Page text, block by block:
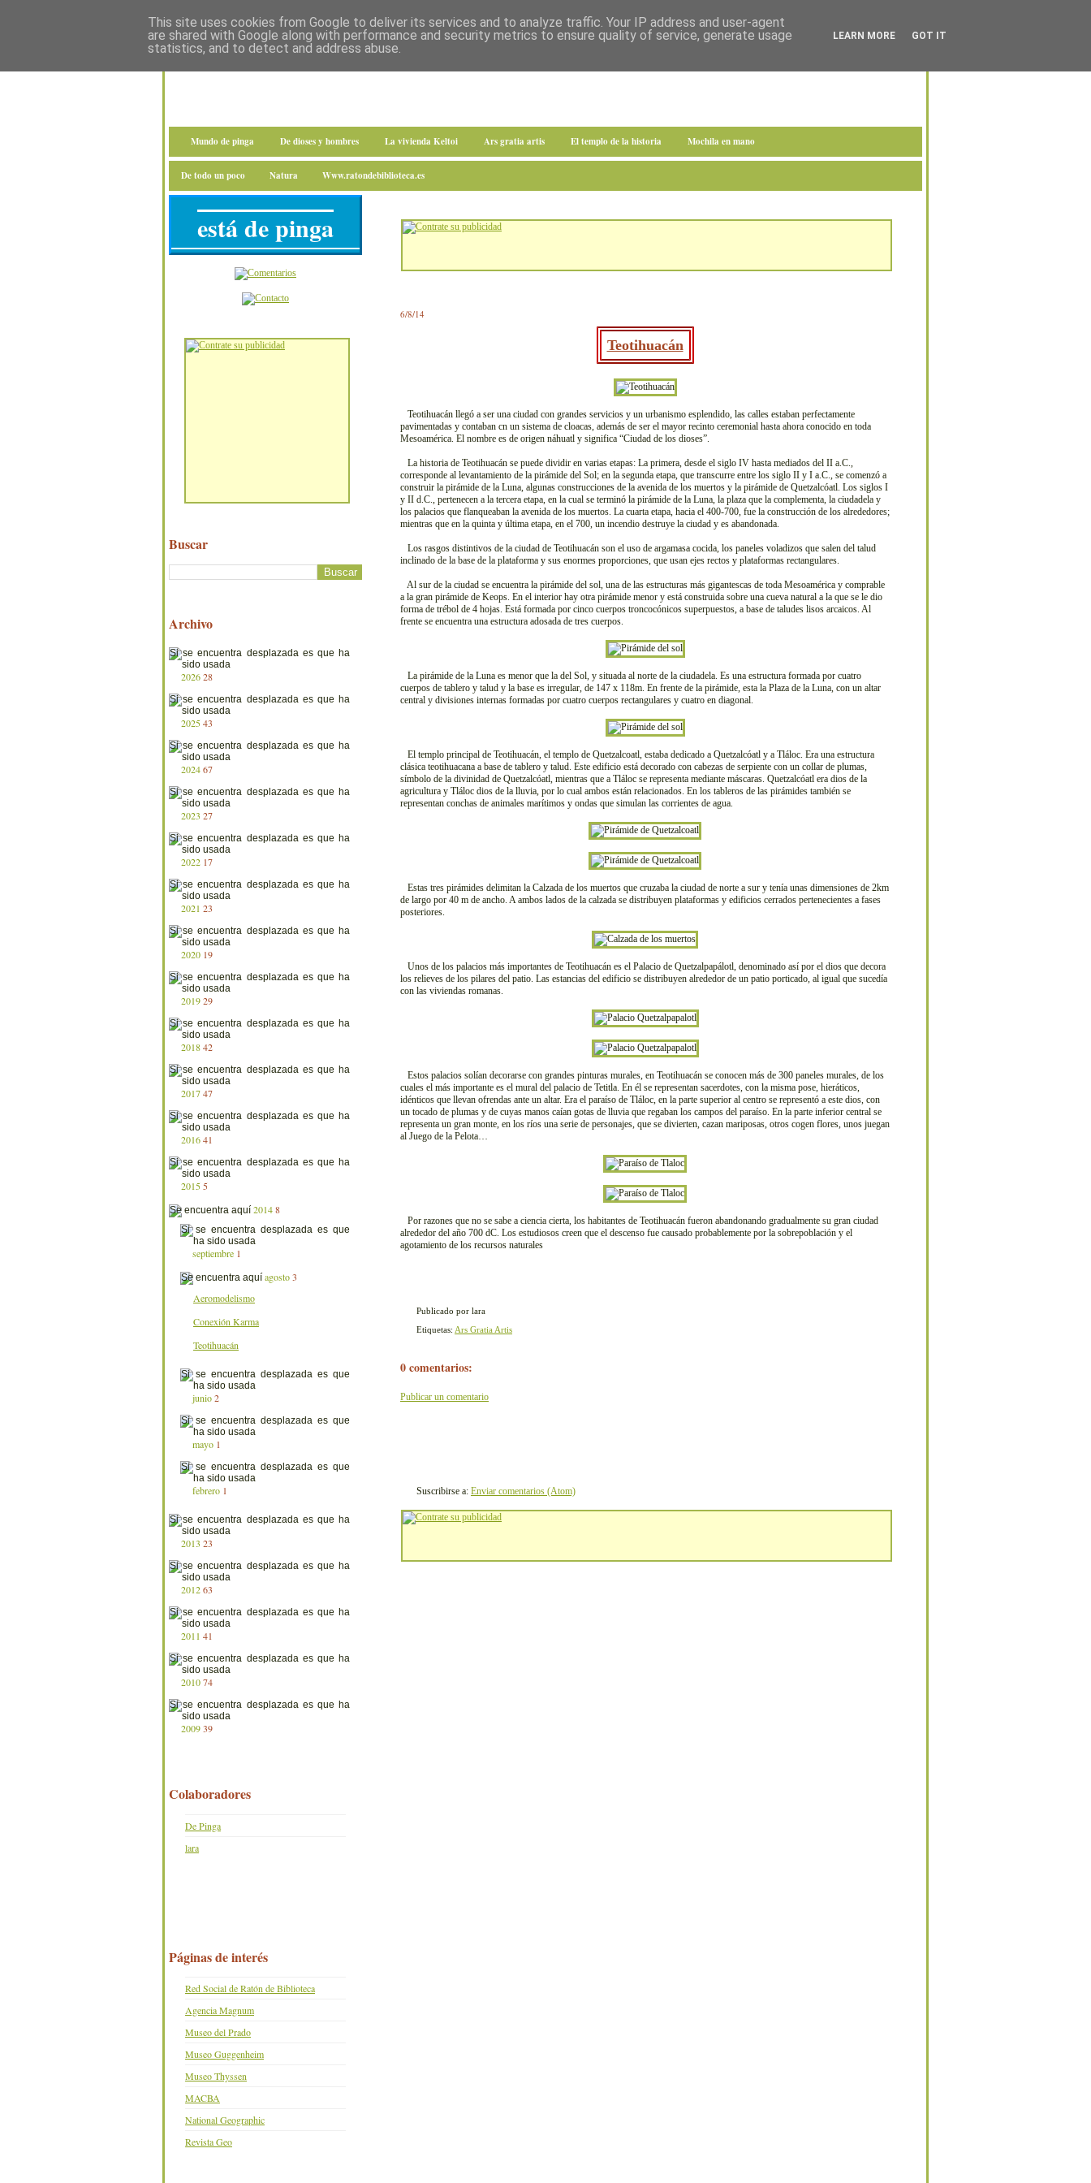
Mundo de pinga De dioses y hombres La vivienda Keltoi Ars gratia artis El templo de la historia Mochila en mano
De todo un poco Natura Www.ratondebiblioteca.es
6/8/14
Teotihuacán
Teotihuacán llegó a ser una ciudad con grandes servicios y un urbanismo esplendido, las calles estaban perfectamente
pavimentadas y contaban cn un sistema de cloacas, además de ser el mayor recinto ceremonial hasta ahora conocido en toda
Mesoamérica. El nombre es de origen náhuatl y significa “Ciudad de los dioses”.
La historia de Teotihuacán se puede dividir en varias etapas: La primera, desde el siglo IV hasta mediados del II a.C.,
corresponde al levantamiento de la pirámide del Sol; en la segunda etapa, que transcurre entre los siglo II y I a.C., se comenzó a
construir la pirámide de la Luna, algunas construcciones de la avenida de los muertos y la pirámide de Quetzalcóatl. Los siglos I
y II d.C., pertenecen a la tercera etapa, en la cual se terminó la pirámide de la Luna, la plaza que la complementa, la ciudadela y
los palacios que flanqueaban la avenida de los muertos. La cuarta etapa, hacia el 400-700, fue la construcción de los alrededores;
mientras que en la quinta y última etapa, en el 700, un incendio destruye la ciudad y es abandonada.
Los rasgos distintivos de la ciudad de Teotihuacán son el uso de argamasa cocida, los paneles voladizos que salen del talud
inclinado de la base de la plataforma y sus enormes proporciones, que usan ejes rectos y plataformas rectangulares.
Al sur de la ciudad se encuentra la pirámide del sol, una de las estructuras más gigantescas de toda Mesoamérica y comprable
a la gran pirámide de Keops. En el interior hay otra pirámide menor y está construida sobre una cueva natural a la que se le dio
forma de trébol de 4 hojas. Está formada por cinco cuerpos troncocónicos superpuestos, a base de taludes lisos arcaicos. Al
frente se encuentra una estructura adosada de tres cuerpos.
La pirámide de la Luna es menor que la del Sol, y situada al norte de la ciudadela. Es una estructura formada por cuatro
cuerpos de tablero y talud y la base es irregular, de 147 x 118m. En frente de la pirámide, esta la Plaza de la Luna, con un altar
central y divisiones internas formadas por cuatro cuerpos rectangulares y cuatro en diagonal.
El templo principal de Teotihuacán, el templo de Quetzalcoatl, estaba dedicado a Quetzalcóatl y a Tláloc. Era una estructura
clásica teotihuacana a base de tablero y talud. Este edificio está decorado con cabezas de serpiente con un collar de plumas,
símbolo de la divinidad de Quetzalcóatl, mientras que a Tláloc se representa mediante máscaras. Quetzalcóatl era dios de la
agricultura y Tláloc dios de la lluvia, por lo cual ambos están relacionados. En los tableros de las pirámides también se
representan conchas de animales marítimos y ondas que simulan las corrientes de agua.
Estas tres pirámides delimitan la Calzada de los muertos que cruzaba la ciudad de norte a sur y tenía unas dimensiones de 2km
de largo por 40 m de ancho. A ambos lados de la calzada se distribuyen plataformas y edificios cerrados pertenecientes a fases
posteriores.
Unos de los palacios más importantes de Teotihuacán es el Palacio de Quetzalpapálotl, denominado así por el dios que decora
los relieves de los pilares del patio. Las estancias del edificio se distribuyen alrededor de un patio porticado, al igual que sucedía
con las viviendas romanas.
Estos palacios solían decorarse con grandes pinturas murales, en Teotihuacán se conocen más de 300 paneles murales, de los
cuales el más importante es el mural del palacio de Tetitla. En él se representan sacerdotes, con la misma pose, hieráticos,
idénticos que llevan ofrendas ante un altar. Era el paraíso de Tláloc, en la parte superior al centro se representó a este dios, con
un tocado de plumas y de cuyas manos caían gotas de lluvia que regaban los campos del paraíso. En la parte inferior central se
representa un gran monte, en los ríos una serie de personajes, que se divierten, cazan mariposas, otros cogen flores, unos juegan
al Juego de la Pelota…
Por razones que no se sabe a ciencia cierta, los habitantes de Teotihuacán fueron abandonando gradualmente su gran ciudad
alrededor del año 700 dC. Los estudiosos creen que el descenso fue causado probablemente por la sobrepoblación y el
agotamiento de los recursos naturales
Publicado por lara
Etiquetas: Ars Gratia Artis
0 comentarios:
Publicar un comentario
Suscribirse a: Enviar comentarios (Atom)
está de pinga
Buscar
Archivo
202628
202543
202467
2023 27
2022 17
2021 23
2020 19
201929
201842
201747
201641
2015 5
20148
septiembre 1
agosto 3
Aeromodelismo
Conexión Karma
Teotihuacán
junio 2
mayo 1
febrero 1
2013 23
201263
2011 41
201074
200939
Colaboradores
De Pinga
lara
Páginas de interés
Red Social de Ratón de Biblioteca
Agencia Magnum
Museo del Prado
Museo Guggenheim
Museo Thyssen
MACBA
National Geographic
Revista Geo
This site uses cookies from Google to deliver its services and to analyze traffic. Your IP address and user-agent
are shared with Google along with performance and security metrics to ensure quality of service, generate usage
statistics, and to detect and address abuse.
LEARN MORE GOT IT